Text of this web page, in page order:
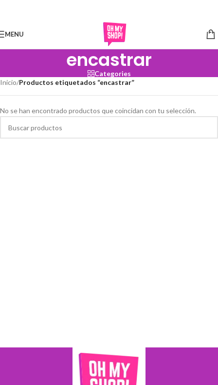
MENU
encastrar
Categories
Inicio/Productos etiquetados “encastrar”
No se han encontrado productos que coincidan con tu selección.